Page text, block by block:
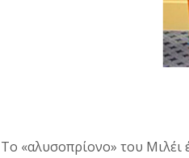
Το «αλυσοπρίονο» του Μιλέι